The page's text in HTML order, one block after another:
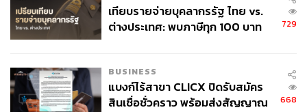
เทียบรายจ่ายบุคลากรรัฐ ไทย vs.
ต่างประเทศ: พบภาษีทุก 100 บาท
729
BUSINESS
แบงก์ไร้สาขา CLICX ปิดรับสมัคร
สินเชื่อชั่วคราว พร้อมส่งสัญญาณ
668